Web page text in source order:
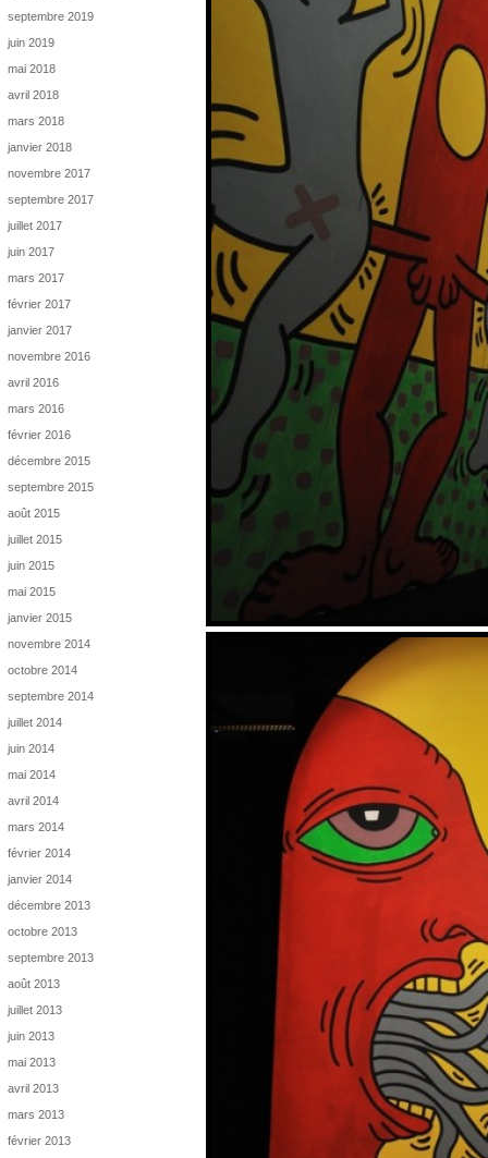
septembre 2019
juin 2019
mai 2018
avril 2018
mars 2018
janvier 2018
novembre 2017
septembre 2017
juillet 2017
juin 2017
mars 2017
février 2017
janvier 2017
novembre 2016
avril 2016
mars 2016
février 2016
décembre 2015
septembre 2015
août 2015
juillet 2015
juin 2015
mai 2015
janvier 2015
novembre 2014
octobre 2014
septembre 2014
juillet 2014
juin 2014
mai 2014
avril 2014
mars 2014
février 2014
janvier 2014
décembre 2013
octobre 2013
septembre 2013
août 2013
juillet 2013
juin 2013
mai 2013
avril 2013
mars 2013
février 2013